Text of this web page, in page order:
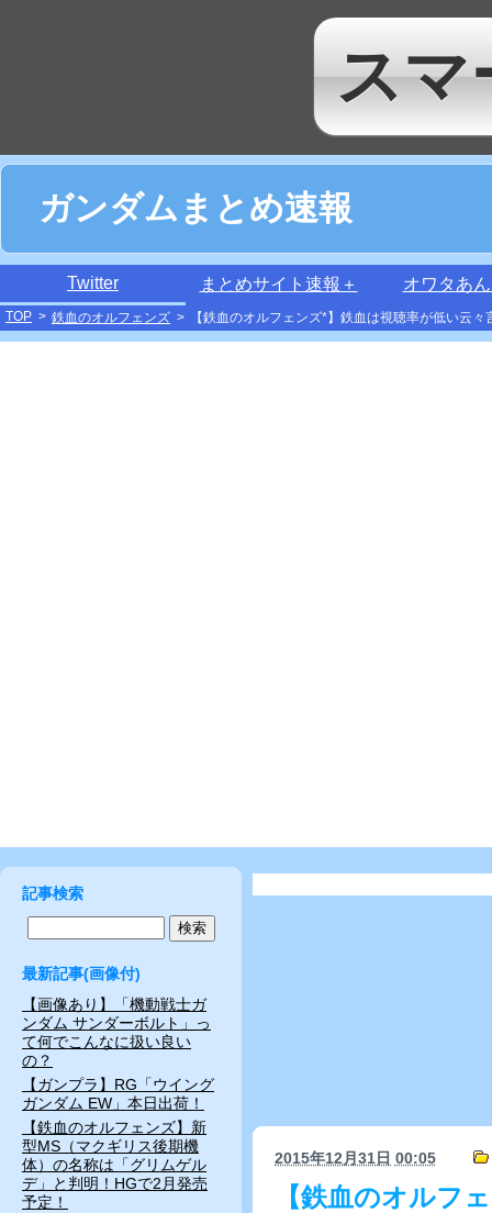
スマ
ガンダムまとめ速報
Twitter まとめサイト速報＋ オワタあ
TOP > 鉄血のオルフェンズ > 【鉄血のオルフェンズ*】鉄血は視聴率が低い云
2015年12月31日 00:05
【鉄血のオルフ
記事検索
最新記事(画像付)
【画像あり】「機動戦士ガ
ンダム サンダーボルト」っ
て何でこんなに扱い良い
の？
【ガンプラ】RG「ウイング
ガンダム EW」本日出荷！
【鉄血のオルフェンズ】新
型MS（マクギリス後期機
体）の名称は「グリムゲル
デ」と判明！HGで2月発売
予定！